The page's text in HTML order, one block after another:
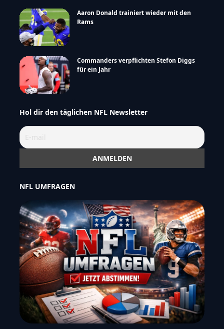
Aaron Donald trainiert wieder mit den
Rams
Commanders verpflichten Stefon Diggs
für ein Jahr
Hol dir den täglichen NFL Newsletter
NFL UMFRAGEN